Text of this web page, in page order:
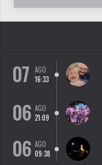
07
AGO
16:33
06 AGO
21:09
06 AGO
09:38